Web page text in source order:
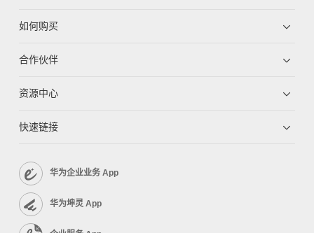
如何购买
合作伙伴
资源中心
快速链接
华为企业业务 App
华为坤灵 App